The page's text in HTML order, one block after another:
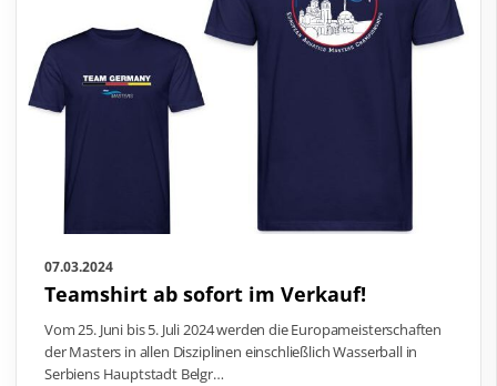
07.03.2024
Teamshirt ab sofort im Verkauf!
Vom 25. Juni bis 5. Juli 2024 werden die Europameisterschaften
der Masters in allen Disziplinen einschließlich Wasserball in
Serbiens Hauptstadt Belgr…